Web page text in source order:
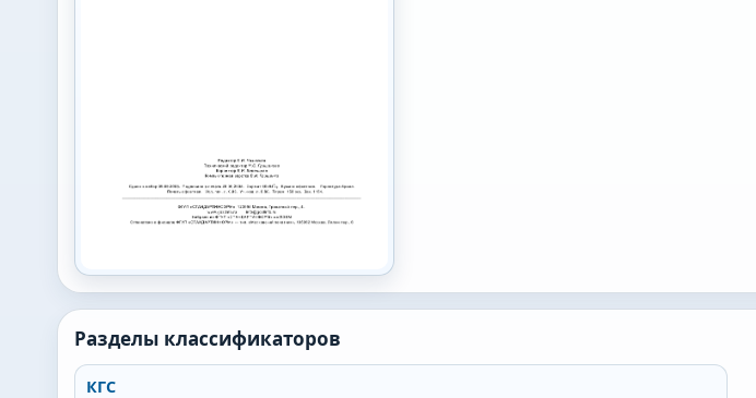
Разделы классификаторов
КГС